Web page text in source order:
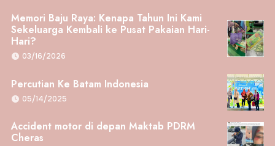
Memori Baju Raya: Kenapa Tahun Ini Kami
Sekeluarga Kembali ke Pusat Pakaian Hari-
Hari?
03/16/2026
Percutian Ke Batam Indonesia
05/14/2025
Accident motor di depan Maktab PDRM
Cheras